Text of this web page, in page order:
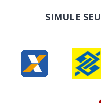
SIMULE SEU